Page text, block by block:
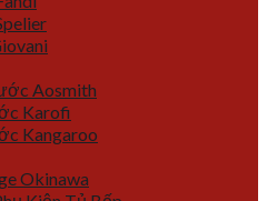
Aosmith
Karofi
Kangaroo
Okinawa